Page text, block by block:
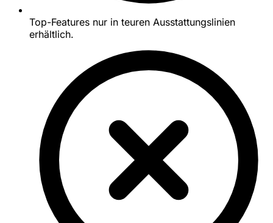
Top-Features nur in teuren Ausstattungslinien
erhältlich.